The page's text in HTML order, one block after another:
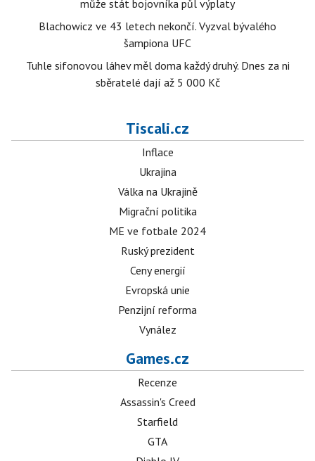
může stát bojovníka půl výplaty
Blachowicz ve 43 letech nekončí. Vyzval bývalého
šampiona UFC
Tuhle sifonovou láhev měl doma každý druhý. Dnes za ni
sběratelé dají až 5 000 Kč
Tiscali.cz
Inflace
Ukrajina
Válka na Ukrajině
Migrační politika
ME ve fotbale 2024
Ruský prezident
Ceny energií
Evropská unie
Penzijní reforma
Vynález
Games.cz
Recenze
Assassin's Creed
Starfield
GTA